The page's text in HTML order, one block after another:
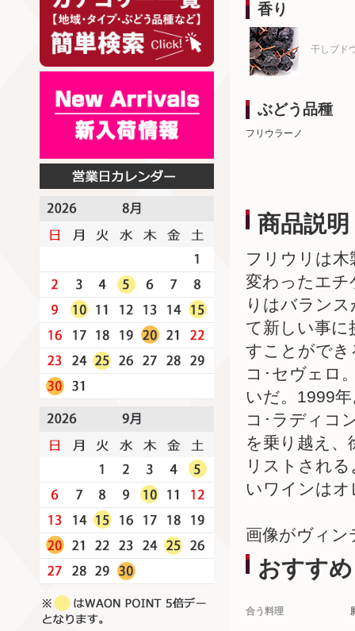
香り
干しブド
ぶどう品種
フリウラーノ
商品説明
フリウリは木
変わったエチ
りはバラン
て新しい事に
すことができ
コ･セヴェロ
いだ。1999
コ･ラディコ
を乗り越え
リストされ
いワインは
画像がヴィン
おすすめ
合う料理